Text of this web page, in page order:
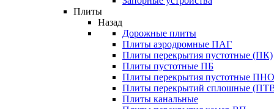
Плиты
Назад
Дорожные плиты
Плиты аэродромные ПАГ
Плиты перекрытия пустотные (ПК)
Плиты пустотные ПБ
Плиты перекрытия пустотные ПНО
Плиты перекрытий сплошные
Плиты канальные